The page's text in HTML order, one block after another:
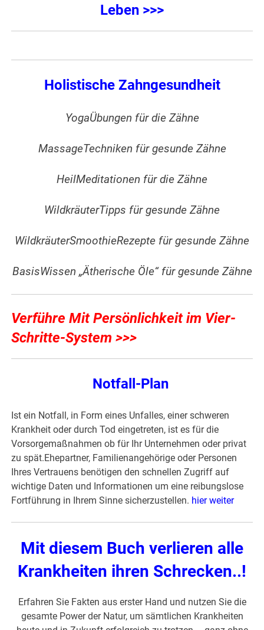
Leben >>>
Holistische Zahngesundheit
YogaÜbungen für die Zähne
MassageTechniken für gesunde Zähne
HeilMeditationen für die Zähne
WildkräuterTipps für gesunde Zähne
WildkräuterSmoothieRezepte für gesunde Zähne
BasisWissen „Ätherische Öle“ für gesunde Zähne
Verführe Mit Persönlichkeit im Vier-
Schritte-System >>>
Notfall-Plan
Ist ein Notfall, in Form eines Unfalles, einer schweren
Krankheit oder durch Tod eingetreten, ist es für die
Vorsorgemaßnahmen ob für Ihr Unternehmen oder privat
zu spät.Ehepartner, Familienangehörige oder Personen
Ihres Vertrauens benötigen den schnellen Zugriff auf
wichtige Daten und Informationen um eine reibungslose
Fortführung in Ihrem Sinne sicherzustellen. hier weiter
Mit diesem Buch verlieren alle
Krankheiten ihren Schrecken..!
Erfahren Sie Fakten aus erster Hand und nutzen Sie die
gesamte Power der Natur, um sämtlichen Krankheiten